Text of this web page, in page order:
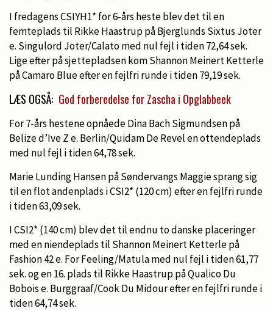
I fredagens CSIYH1* for 6-års heste blev det til en
femteplads til Rikke Haastrup på Bjerglunds Sixtus Joter
e. Singulord Joter/Calato med nul fejl i tiden 72,64 sek.
Lige efter på sjettepladsen kom Shannon Meinert Ketterle
på Camaro Blue efter en fejlfri runde i tiden 79,19 sek.
LÆS OGSÅ: God forberedelse for Zascha i Opglabbeek
For 7-års hestene opnåede Dina Bach Sigmundsen på
Belize d’Ive Z e. Berlin/Quidam De Revel en ottendeplads
med nul fejl i tiden 64,78 sek.
Marie Lunding Hansen på Søndervangs Maggie sprang sig
til en flot andenplads i CSI2* (120 cm) efter en fejlfri runde
i tiden 63,09 sek.
I CSI2* (140 cm) blev det til endnu to danske placeringer
med en niendeplads til Shannon Meinert Ketterle på
Fashion 42 e. For Feeling/Matula med nul fejl i tiden 61,77
sek. og en 16. plads til Rikke Haastrup på Qualico Du
Bobois e. Burggraaf/Cook Du Midour efter en fejlfri runde i
tiden 64,74 sek.